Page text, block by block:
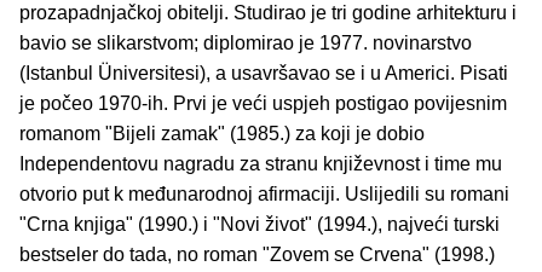
prozapadnjačkoj obitelji. Studirao je tri godine arhitekturu i
bavio se slikarstvom; diplomirao je 1977. novinarstvo
(Istanbul Üniversitesi), a usavršavao se i u Americi. Pisati
je počeo 1970-ih. Prvi je veći uspjeh postigao povijesnim
romanom "Bijeli zamak" (1985.) za koji je dobio
Independentovu nagradu za stranu književnost i time mu
otvorio put k međunarodnoj afirmaciji. Uslijedili su romani
"Crna knjiga" (1990.) i "Novi život" (1994.), najveći turski
bestseler do tada, no roman "Zovem se Crvena" (1998.)